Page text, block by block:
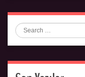
Search